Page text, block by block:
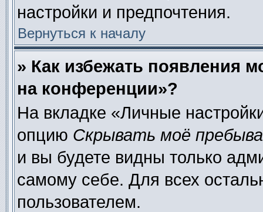
настройки и предпочтения.
Вернуться к началу
» Как избежать появления
на конференции»?
На вкладке «Личные
опцию Скрывать моё
и вы будете видны только
самому себе. Для всех
пользователем.